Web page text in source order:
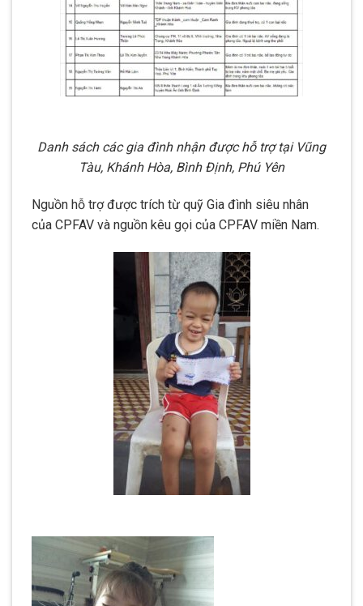
Danh sách các gia đình nhận được hỗ trợ tại Vũng
Tàu, Khánh Hòa, Bình Định, Phú Yên
Nguồn hỗ trợ được trích từ quỹ Gia đình siêu nhân
của CPFAV và nguồn kêu gọi của CPFAV miền Nam.